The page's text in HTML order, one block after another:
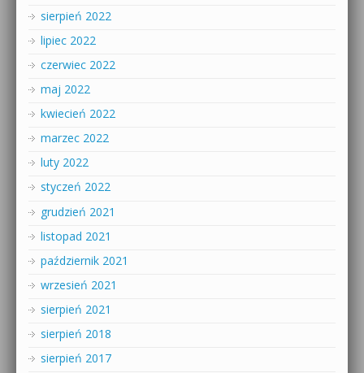
sierpień 2022
lipiec 2022
czerwiec 2022
maj 2022
kwiecień 2022
marzec 2022
luty 2022
styczeń 2022
grudzień 2021
listopad 2021
październik 2021
wrzesień 2021
sierpień 2021
sierpień 2018
sierpień 2017